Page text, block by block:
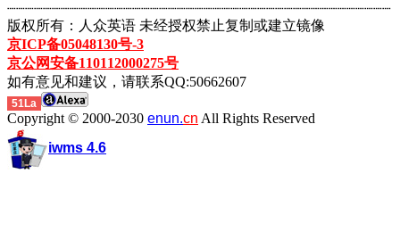
┈┈┈┈┈┈┈┈┈┈┈┈┈┈┈┈┈┈┈┈┈┈┈┈┈┈┈┈┈┈┈┈┈┈┈┈┈┈┈┈┈┈┈
版权所有：人众英语 未经授权禁止复制或建立镜像
京ICP备05048130号-3
京公网安备110112000275号
如有意见和建议，请联系QQ:50662607
51La
Copyright © 2000-2030 enun.cn All Rights Reserved
iwms 4.6